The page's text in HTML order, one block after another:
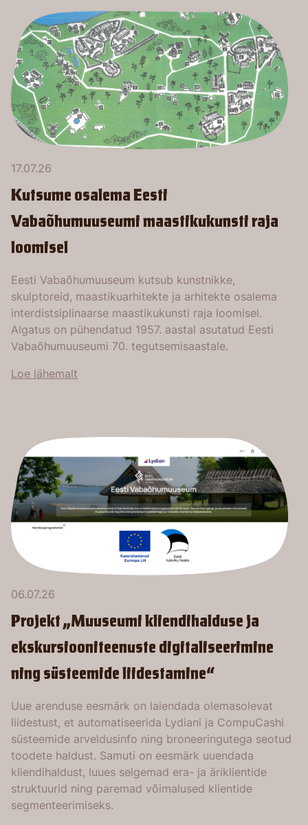
17.07.26
Kutsume osalema Eesti
Vabaõhumuuseumi maastikukunsti raja
loomisel
Eesti Vabaõhumuuseum kutsub kunstnikke,
skulptoreid, maastikuarhitekte ja arhitekte osalema
interdistsiplinaarse maastikukunsti raja loomisel.
Algatus on pühendatud 1957. aastal asutatud Eesti
Vabaõhumuuseumi 70. tegutsemisaastale.
Loe lähemalt
06.07.26
Projekt „Muuseumi kliendihalduse ja
ekskursiooniteenuste digitaliseerimine
ning süsteemide liidestamine“
Uue arenduse eesmärk on laiendada olemasolevat
liidestust, et automatiseerida Lydiani ja CompuCashi
süsteemide arveldusinfo ning broneeringutega seotud
toodete haldust. Samuti on eesmärk uuendada
kliendihaldust, luues selgemad era- ja äriklientide
struktuurid ning paremad võimalused klientide
segmenteerimiseks.